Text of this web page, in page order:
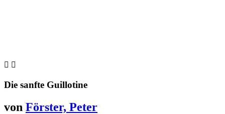
 
Die sanfte Guillotine
von Förster, Peter